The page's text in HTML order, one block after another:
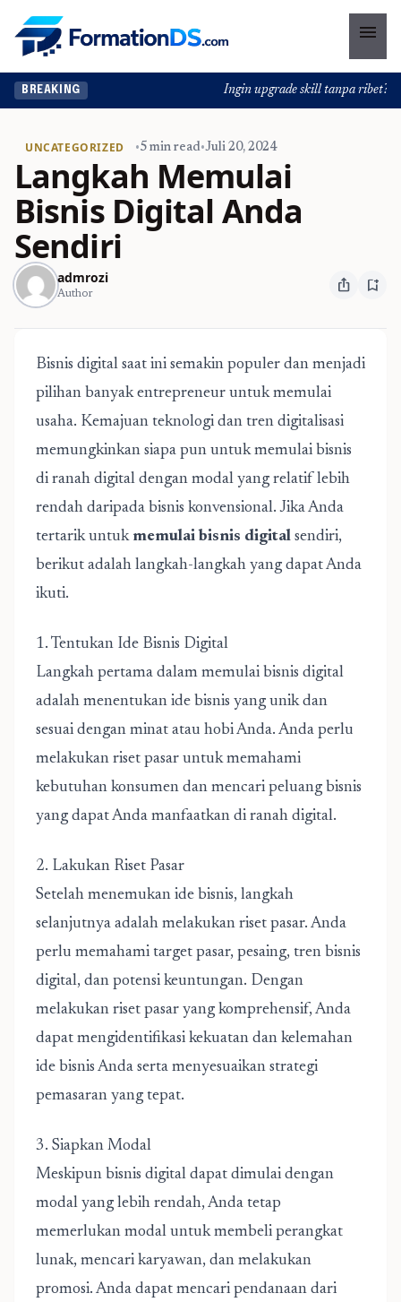
menu
BREAKING Ingin upgrade skill tanpa ribet?
UNCATEGORIZED •5 min read•Juli 20, 2024
Langkah Memulai
Bisnis Digital Anda
Sendiri
admrozi
Author ios_share bookmark_add
Bisnis digital saat ini semakin populer dan menjadi
pilihan banyak entrepreneur untuk memulai
usaha. Kemajuan teknologi dan tren digitalisasi
memungkinkan siapa pun untuk memulai bisnis
di ranah digital dengan modal yang relatif lebih
rendah daripada bisnis konvensional. Jika Anda
tertarik untuk memulai bisnis digital sendiri,
berikut adalah langkah-langkah yang dapat Anda
ikuti.
1. Tentukan Ide Bisnis Digital
Langkah pertama dalam memulai bisnis digital
adalah menentukan ide bisnis yang unik dan
sesuai dengan minat atau hobi Anda. Anda perlu
melakukan riset pasar untuk memahami
kebutuhan konsumen dan mencari peluang bisnis
yang dapat Anda manfaatkan di ranah digital.
2. Lakukan Riset Pasar
Setelah menemukan ide bisnis, langkah
selanjutnya adalah melakukan riset pasar. Anda
perlu memahami target pasar, pesaing, tren bisnis
digital, dan potensi keuntungan. Dengan
melakukan riset pasar yang komprehensif, Anda
dapat mengidentifikasi kekuatan dan kelemahan
ide bisnis Anda serta menyesuaikan strategi
pemasaran yang tepat.
3. Siapkan Modal
Meskipun bisnis digital dapat dimulai dengan
modal yang lebih rendah, Anda tetap
memerlukan modal untuk membeli perangkat
lunak, mencari karyawan, dan melakukan
promosi. Anda dapat mencari pendanaan dari